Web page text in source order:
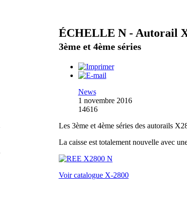
ÉCHELLE N - Autorail
3ème et 4ème séries
News
1 novembre 2016
14616
Les 3ème et 4ème séries des autorails
La caisse est totalement nouvelle avec
Voir catalogue X-2800